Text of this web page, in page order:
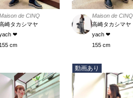
de CINQ
崎タカシマヤ
❤︎
155 cm
Maison de CINQ
高崎タカシマヤ
yach ❤︎
155 cm
動画あり